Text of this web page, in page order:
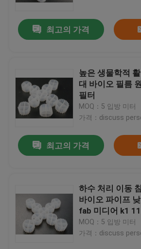
최고의 가격
높은 생물학적
대 바이오 필름
필터
MOQ：5 입방 미터
가격：discuss
최고의 가격
하수 처리 이동
바이오 파이프
fab 미디어 k1
MOQ：5 입방 미터
가격：discuss